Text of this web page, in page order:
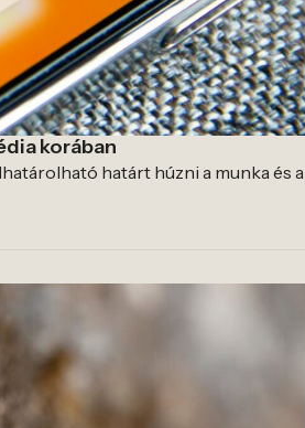
korában
határt húzni a munka és a